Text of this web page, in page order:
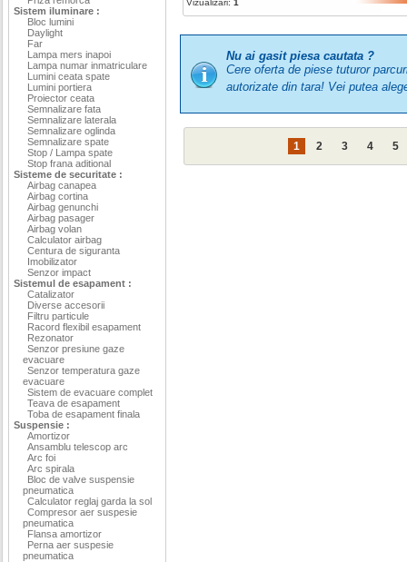
Sistem iluminare :
Bloc lumini
Daylight
Far
Lampa mers inapoi
Lampa numar inmatriculare
Lumini ceata spate
Lumini portiera
Proiector ceata
Semnalizare fata
Semnalizare laterala
Semnalizare oglinda
Semnalizare spate
Stop / Lampa spate
Stop frana aditional
Sisteme de securitate :
Airbag canapea
Airbag cortina
Airbag genunchi
Airbag pasager
Airbag volan
Calculator airbag
Centura de siguranta
Imobilizator
Senzor impact
Sistemul de esapament :
Catalizator
Diverse accesorii
Filtru particule
Racord flexibil esapament
Rezonator
Senzor presiune gaze
evacuare
Senzor temperatura gaze
evacuare
Sistem de evacuare complet
Teava de esapament
Toba de esapament finala
Suspensie :
Amortizor
Ansamblu telescop arc
Arc foi
Arc spirala
Bloc de valve suspensie
pneumatica
Calculator reglaj garda la sol
Compresor aer suspesie
pneumatica
Flansa amortizor
Perna aer suspesie
pneumatica
Nu ai gasit piesa cautata ?
Cere oferta de piese tuturor
autorizate din tara! Vei putea
1 2 3 4 5